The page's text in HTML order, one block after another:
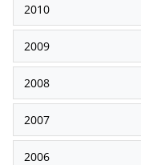
2010
2009
2008
2007
2006